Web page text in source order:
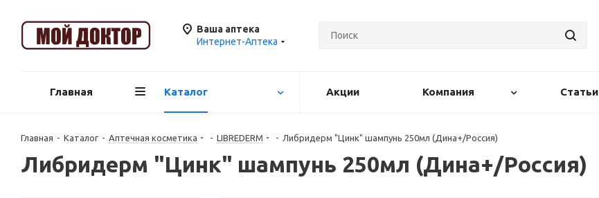
Ваша аптека
Интернет-Аптека
Главная Каталог Акции Компания Статьи
Главная - Каталог - Аптечная косметика - LIBREDERM - Либридерм "Цинк" шампунь 250мл (Дина+/Россия)
Либридерм "Цинк" шампунь 250мл (Дина+/Россия)